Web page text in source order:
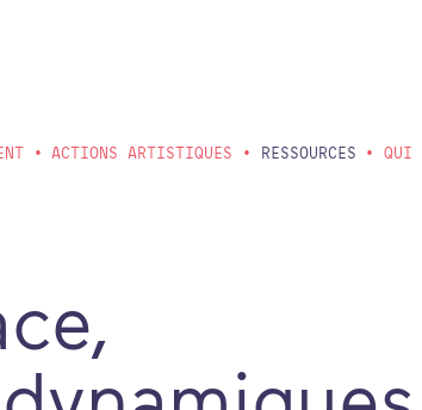
ACTIONS ARTISTIQUES RESSOURCES QUI